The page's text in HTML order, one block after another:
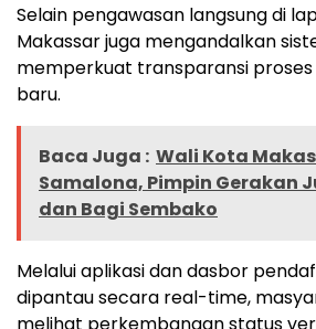
Selain pengawasan langsung di
Makassar juga mengandalkan
memperkuat transparansi
baru.
Baca Juga : Wali Kota
Samalona, Pimpin Gerakan
dan Bagi Sembako
Melalui aplikasi dan dasbor
dipantau secara real-time,
melihat perkembangan status